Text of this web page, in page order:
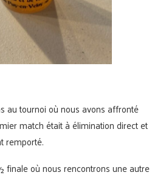
au tournoi où nous avons affronté
match était à élimination direct et
remporté.
finale où nous rencontrons une autre